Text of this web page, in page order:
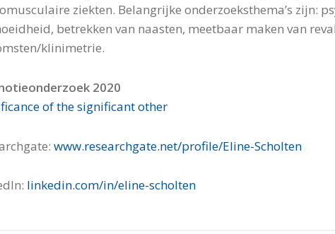
ziekten. Belangrijke onderzoeksthema’s zijn:
betrekken van naasten, meetbaar maken van
klinimetrie.
2020
of the significant other
www.researchgate.net/profile/Eline-Scholten
linkedin.com/in/eline-scholten